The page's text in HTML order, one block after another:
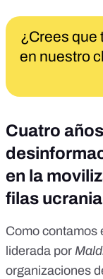
¿Crees que
en nuestro
Cuatro
en la
filas
Como contamos
liderada por
organizaciones